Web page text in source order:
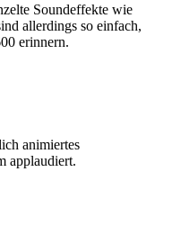
Soundeffekte wie
allerdings so einfach,
erinnern.
animiertes
applaudiert.